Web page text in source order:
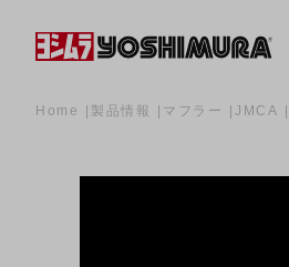
Home 製品情報 マフラー JMCA